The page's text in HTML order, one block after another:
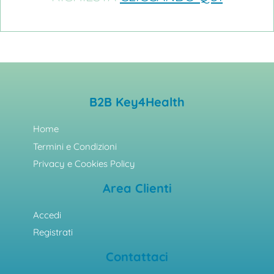
B2B Key4Health
Home
Termini e Condizioni
Privacy e Cookies Policy
Area Clienti
Accedi
Registrati
Contattaci